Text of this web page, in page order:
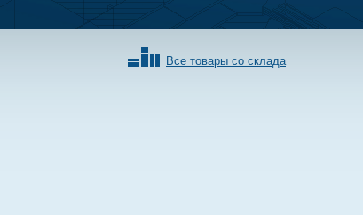
Все товары со склада